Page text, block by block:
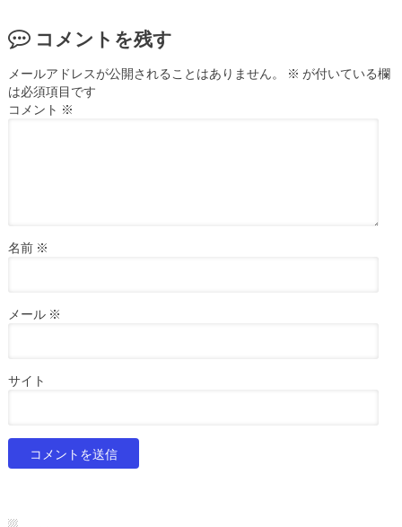
コメントを残す
メールアドレスが公開されることはありません。 ※ が付いている欄
は必須項目です
コメント ※
名前 ※
メール ※
サイト